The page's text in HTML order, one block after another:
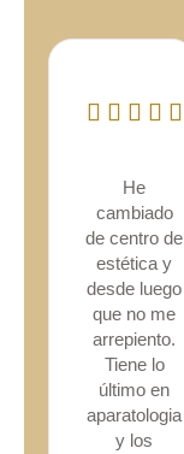
He
cambiado
de centro de
estética y
desde luego
que no me
arrepiento.
Tiene lo
último en
aparatologia
y los